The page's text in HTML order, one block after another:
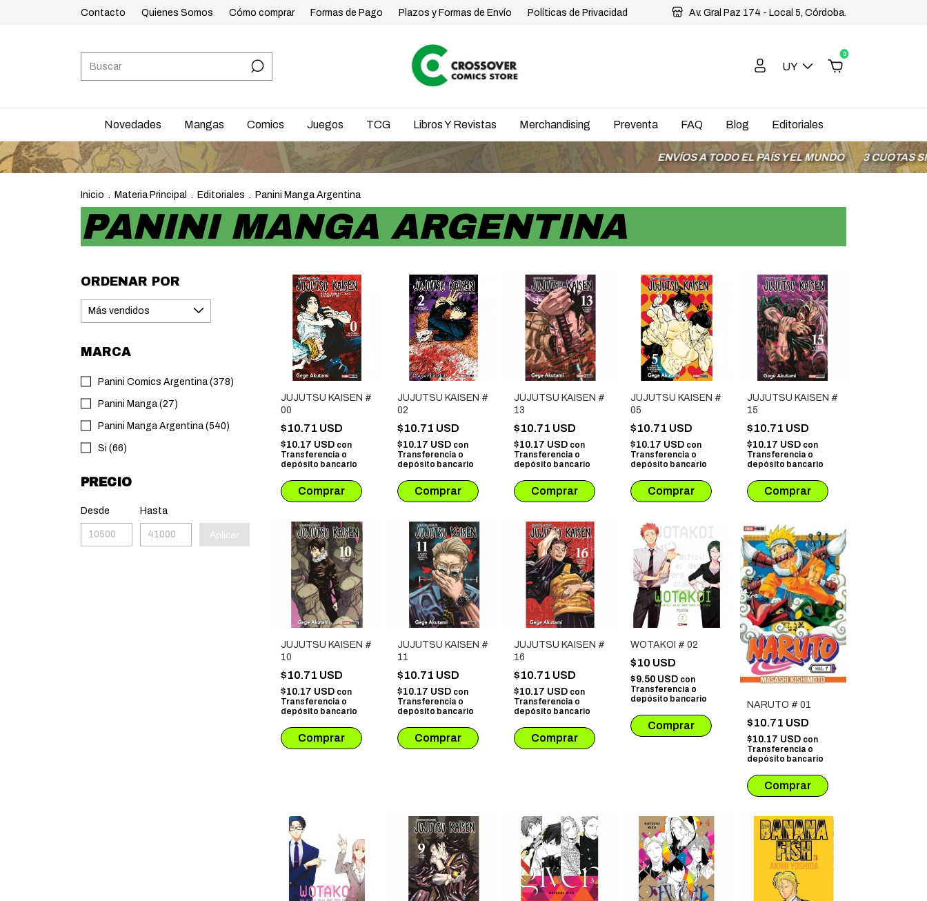
Contacto Quienes Somos Cómo comprar Formas de Pago Plazos y Formas de Envío Políticas de Privacidad Av. Gral Paz 174 - Local 5, Córdoba.
UY
0
Novedades Mangas Comics Juegos TCG Libros Y Revistas Merchandising Preventa FAQ Blog Editoriales
ENVÍOS A TODO EL PAÍS Y EL MUNDO 3 CUOTAS SIN INTERÉS
Inicio . Materia Principal . Editoriales . Panini Manga Argentina
PANINI MANGA ARGENTINA
ORDENAR POR
MARCA
Panini Comics Argentina (378)
Panini Manga (27)
Panini Manga Argentina (540)
Si (66)
PRECIO
Desde Hasta
Aplicar
JUJUTSU KAISEN #
00
$10.71 USD
$10.17 USD con
Transferencia o
depósito bancario
JUJUTSU KAISEN #
02
$10.71 USD
$10.17 USD con
Transferencia o
depósito bancario
JUJUTSU KAISEN #
13
$10.71 USD
$10.17 USD con
Transferencia o
depósito bancario
JUJUTSU KAISEN #
05
$10.71 USD
$10.17 USD con
Transferencia o
depósito bancario
JUJUTSU KAISEN #
15
$10.71 USD
$10.17 USD con
Transferencia o
depósito bancario
JUJUTSU KAISEN #
10
$10.71 USD
$10.17 USD con
Transferencia o
depósito bancario
JUJUTSU KAISEN #
11
$10.71 USD
$10.17 USD con
Transferencia o
depósito bancario
JUJUTSU KAISEN #
16
$10.71 USD
$10.17 USD con
Transferencia o
depósito bancario
WOTAKOI # 02
$10 USD
$9.50 USD con
Transferencia o
depósito bancario
NARUTO # 01
$10.71 USD
$10.17 USD con
Transferencia o
depósito bancario